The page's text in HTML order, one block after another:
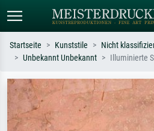
Suchen Sie nach Künstlern, Werktiteln
oder Stilen – z.B. Monet,
Sternennacht, Impressionismus, Welle
Hokusai, Akt.
Startseite Kunststile
Nicht
Unbekannt Unbekannt
Illuminierte